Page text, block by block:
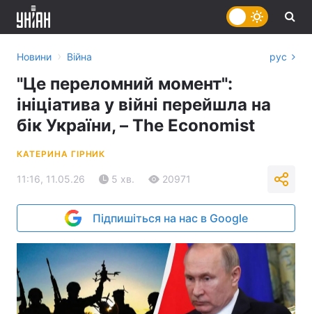
Новини › Війна рус
"Це переломний момент":
ініціатива у війні перейшла на
бік України, – The Economist
КАТЕРИНА ГІРНИК
11:16, 11.05.26 5 хв. 20971
Підпишіться на нас в Google